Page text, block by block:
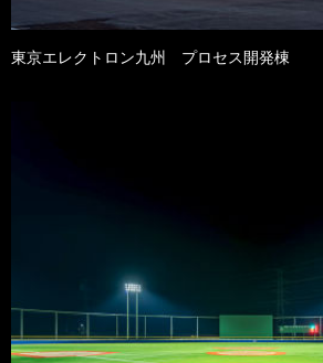
東京エレクトロン九州 プロセス開発棟